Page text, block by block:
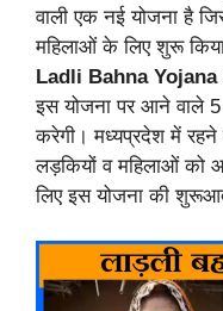
वाली एक नई योजना है
महिलाओं के लिए शुरू
Ladli Bahna Yojana
इस योजना पर आने वाले 5
करेगी। मध्यप्रदेश में रहने
लड़कियों व महिलाओं को
लिए इस योजना की